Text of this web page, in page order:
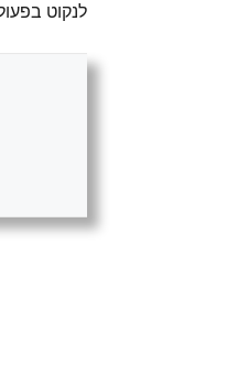
לנקוט